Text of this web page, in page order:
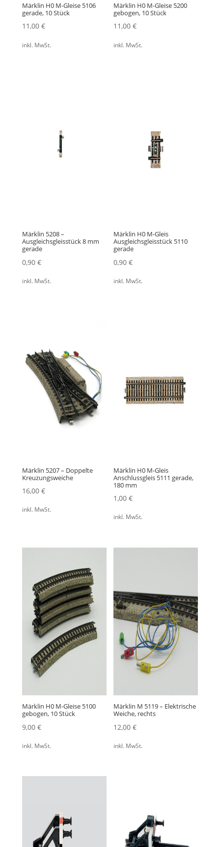
Märklin H0 M-Gleise 5106
gerade, 10 Stück
11,00 €
inkl. MwSt.
Märklin H0 M-Gleise 5200
gebogen, 10 Stück
11,00€
inkl. MwSt.
Märklin 5208 –
Ausgleichsgleisstück 8 mm
gerade
0,90 €
inkl. MwSt.
Märklin H0 M-Gleis
Ausgleichsgleisstück 5110
gerade
0,90€
inkl. MwSt.
Märklin 5207 – Doppelte
Kreuzungsweiche
16,00 €
inkl. MwSt.
Märklin H0 M-Gleis
Anschlussgleis 5111 gerade,
180 mm
1,00€
inkl. MwSt.
Märklin H0 M-Gleise 5100
gebogen, 10 Stück
9,00 €
inkl. MwSt.
Märklin M 5119 – Elektrische
Weiche, rechts
12,00€
inkl. MwSt.